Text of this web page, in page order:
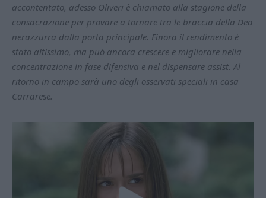
accontentato, adesso Oliveri è chiamato alla stagione della
consacrazione per provare a tornare tra le braccia della Dea
nerazzurra dalla porta principale. Finora il rendimento è
stato altissimo, ma può ancora crescere e migliorare nella
concentrazione in fase difensiva e nel dispensare assist. Al
ritorno in campo sarà uno degli osservati speciali in casa
Carrarese.